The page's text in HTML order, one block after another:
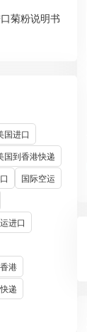
菊粉说明书
国进口
国到香港快递
国际空运
进口
港
递